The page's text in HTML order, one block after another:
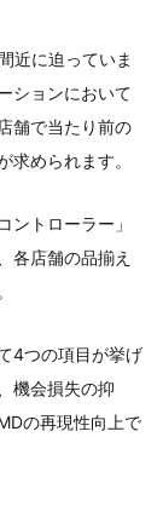
近に迫っていま
ションにおいて
舗で当たり前の
求められます。
ントローラー」
各店舗の品揃え
4つの項目が挙げ
機会損失の抑
の再現性向上で